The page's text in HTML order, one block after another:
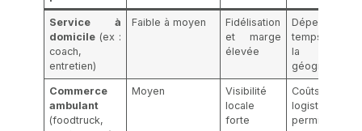
Service à
domicile (ex :
coach,
entretien)
Faible à moyen
Fidélisation
et marge
élevée
Dépendant du
temps et de
la zone
géographique
Commerce
ambulant
(foodtruck,
Moyen
Visibilité
locale
forte
Coûts de
logistique et
permis